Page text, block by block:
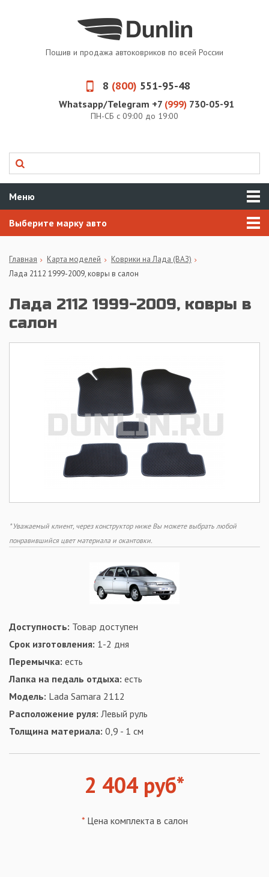
Пошив и продажа автоковриков по всей России
8 (800) 551-95-48
Whatsapp/Telegram +7 (999) 730-05-91
ПН-СБ с 09:00 до 19:00
Меню
Выберите марку авто
Главная Карта моделей
Коврики на Лада (ВАЗ)
Лада 2112 1999-2009, ковры в салон
Лада 2112 1999-2009, ковры в
салон
* Уважаемый клиент, через конструктор ниже Вы можете выбрать любой
понравившийся цвет материала и окантовки.
Доступность: Товар доступен
Срок изготовления: 1-2 дня
Перемычка: есть
Лапка на педаль отдыха: есть
Модель: Lada Samara 2112
Расположение руля: Левый руль
Толщина материала: 0,9 - 1 см
2 404 руб*
*Цена комплекта в салон